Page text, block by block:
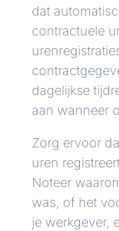
dat
contractuele
dagelijkse
aan wanneer
Zorg ervoor
uren
Noteer
was, of het
je werkgever,